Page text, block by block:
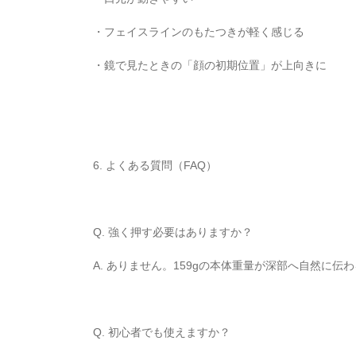
・フェイスラインのもたつきが軽く感じる
・鏡で見たときの「顔の初期位置」が上向きに
6. よくある質問（FAQ）
Q. 強く押す必要はありますか？
A. ありません。159gの本体重量が深部へ自然に伝わ
Q. 初心者でも使えますか？